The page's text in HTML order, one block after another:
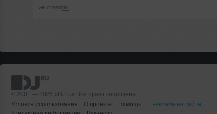
ответить
© 2001 — 2026 «DJ.ru» Все права защищены.
Условия использования
О проекте Помощь
Реклама на сайте